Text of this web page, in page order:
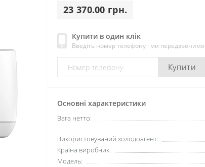
23 370.00 грн.
Купити в один клік
Введіть номер телефону і ми передзвонимо
Купити
Основні характеристики
Вага нетто:
Використовуваний холодоагент:
Країна виробник:
Модель: